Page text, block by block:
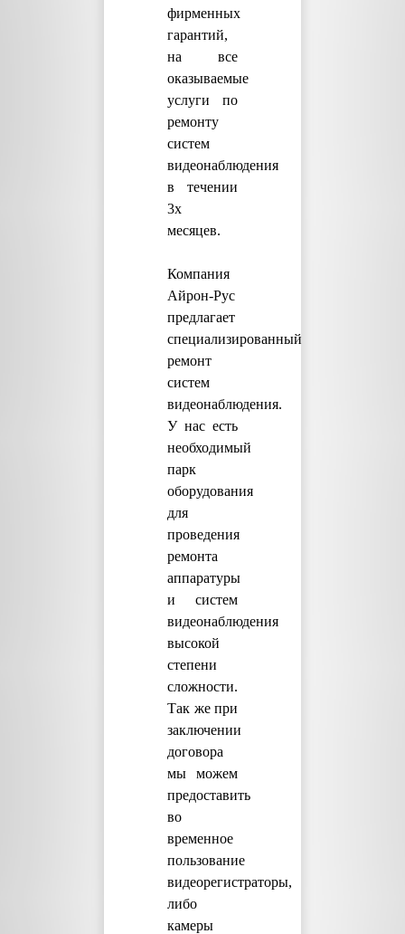
фирменных
гарантий,
на все
оказываемые
услуги по
ремонту
систем
видеонаблюдения
в течении
3х
месяцев.
Компания
Айрон-Рус
предлагает
специализированный
ремонт
систем
видеонаблюдения.
У нас есть
необходимый
парк
оборудования
для
проведения
ремонта
аппаратуры
и систем
видеонаблюдения
высокой
степени
сложности.
Так же при
заключении
договора
мы можем
предоставить
во
временное
пользование
видеорегистраторы,
либо
камеры